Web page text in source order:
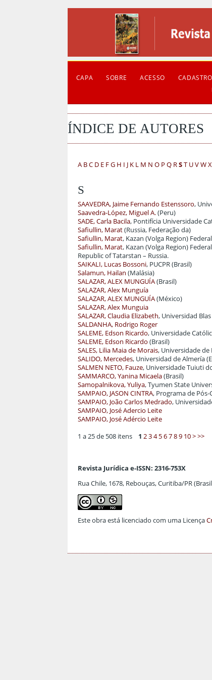
CAPA SOBRE ACESSO CADASTRO
ÍNDICE DE AUTORES
A BC D E FG H I J K L M N O P Q RST UVWX
S
SAAVEDRA, Jaime Fernando Estenssoro,
Saavedra-López, Miguel A.(Peru)
SADE, Carla Bacila, Pontifícia Universidade
Safiullin, Marat(Russia, Federação da)
Safiullin, Marat, Kazan (Volga Region)
Safiullin, Marat, Kazan (Volga Region)
Republic of Tatarstan – Russia.
SAIKALI, Lucas Bossoni, PUCPR (Brasil)
Salamun, Hailan (Malásia)
SALAZAR, ALEX MUNGUÍA(Brasil)
SALAZAR, Alex Munguía
SALAZAR, ALEX MUNGUÍA(México)
SALAZAR, Alex Munguia
SALAZAR, Claudia Elizabeth, Universidad
SALDANHA, Rodrigo Roger
SALEME, Edson Ricardo, Universidade
SALEME, Edson Ricardo (Brasil)
SALES, Lilia Maia de Morais, Universidade de
SALIDO, Mercedes, Universidad de Almería
SALMEN NETO, Fauze, Universidade Tuiuti
SAMMARCO, Yanina Micaela(Brasil)
Samopalnikova, Yuliya, Tyumen State
SAMPAIO, JASON CINTRA, Programa de
SAMPAIO, João Carlos Medrado,
SAMPAIO, José Adercio Leite
SAMPAIO, José Adércio Leite
1 a 25 de 508 itens 1 234 56789 10>>>
Revista Jurídica e-ISSN: 2316-753X
Rua Chile, 1678, Rebouças, Curitiba/PR
Este obra está licenciado com uma Licença